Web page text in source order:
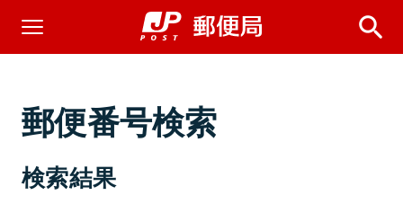
郵便番号検索
検索結果